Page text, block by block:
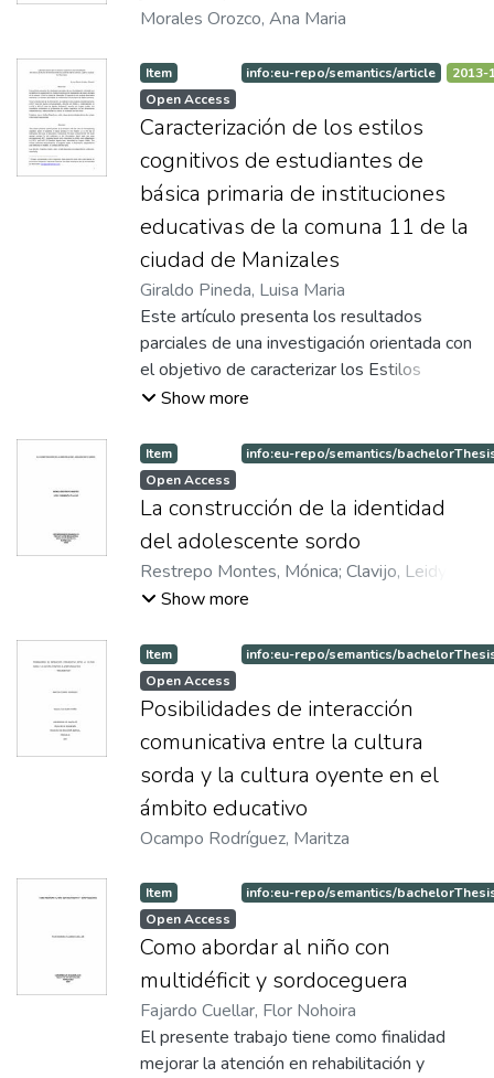
Morales Orozco, Ana Maria
Item
Open Access
info:eu-repo/semantics/article 2013-
Caracterización de los estilos
cognitivos de estudiantes de
básica primaria de instituciones
educativas de la comuna 11 de la
ciudad de Manizales
Giraldo Pineda, Luisa Maria
Este artículo presenta los resultados
parciales de una investigación orientada con
el objetivo de caracterizar los Estilos
Cognitivos de estudiantes de básica
Manizales. El estudio es de carácter
descriptivo trasversal. La muestra del
estudio la conformaron 53 escolares de
básica primaria.
Show more
Item
Open Access
info:eu-repo/semantics/
La construcción de la identidad
del adolescente sordo
Restrepo Montes, Mónica; Clavijo, Leidy
Clemencia
Show more
Item
Open Access
info:eu-repo/semantics/
Posibilidades de interacción
comunicativa entre la cultura
sorda y la cultura oyente en el
ámbito educativo
Ocampo Rodríguez, Maritza
Item
Open Access
info:eu-repo/semantics/
Como abordar al niño con
multidéficit y sordoceguera
Fajardo Cuellar, Flor Nohoira
El presente trabajo tiene como finalidad
mejorar la atención en rehabilitación y